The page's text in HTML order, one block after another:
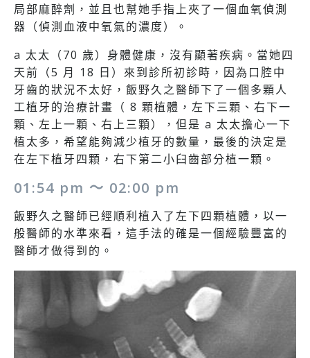
局部麻醉劑，並且也幫她手指上夾了一個血氧偵測
器（偵測血液中氧氣的濃度）。
a 太太（70 歲）身體健康，沒有顯著疾病。當她四
天前（5 月 18 日）來到診所初診時，因為口腔中
牙齒的狀況不太好，飯野久之醫師下了一個多顆人
工植牙的治療計畫（ 8 顆植體，左下三顆、右下一
顆、左上一顆、右上三顆），但是 a 太太擔心一下
植太多，希望能夠減少植牙的數量，最後的決定是
在左下植牙四顆，右下第二小臼齒部分植一顆。
01:54 pm ～ 02:00 pm
飯野久之醫師已經順利植入了左下四顆植體，以一
般醫師的水準來看，這手法的確是一個經驗豐富的
醫師才做得到的。